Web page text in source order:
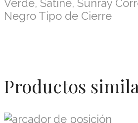
Verde, Satiné, Sunray
Negro Tipo de Cierre
Productos